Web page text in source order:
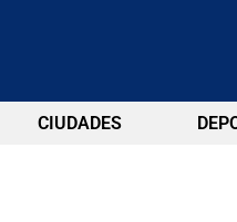
CIUDADES